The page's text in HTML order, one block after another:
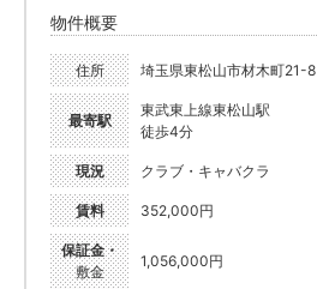
物件概要
住所 埼玉県東松山市材木町21-8
最寄駅
東武東上線東松山駅
徒歩4分
現況 クラブ・キャバクラ
賃料 352,000円
保証金・
敷金
1,056,000円